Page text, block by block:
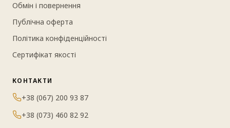
Обмін і повернення
Публічна оферта
Політика конфіденційності
Сертифікат якості
КОНТАКТИ
+38 (067) 200 93 87
+38 (073) 460 82 92